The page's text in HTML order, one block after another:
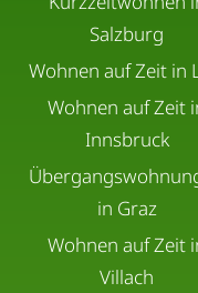
Salzburg
Wohnen auf Zeit in
Wohnen auf Zeit
Innsbruck
in Graz
Wohnen auf Zeit
Villach